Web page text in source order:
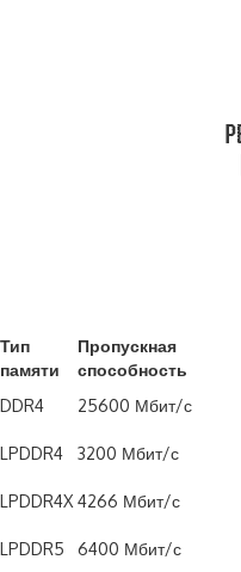
Тип
памяти
Пропускная
способность
DDR4
25600 Мбит/с
LPDDR4
3200 Мбит/с
LPDDR4X 4266 Мбит/с
LPDDR5
6400 Мбит/с